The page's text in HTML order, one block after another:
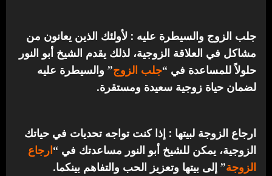
جلب الزوج والسيطرة عليه : لأولئك الذين يعانون من
مشاكل في العلاقة الزوجية، لذلك يقدم الشيخ أبو النور
حلولاً للمساعدة في “جلب الزوج” والسيطرة عليه
لضمان حياة زوجية سعيدة ومستقرة.
ارجاع الزوجة لبيتها : إذا كنت تواجه تحديات في حياتك
الزوجية، يمكن للشيخ أبو النور مساعدتك في “ارجاع
الزوجة” إلى بيتها وتعزيز الحب والتفاهم بينكما.